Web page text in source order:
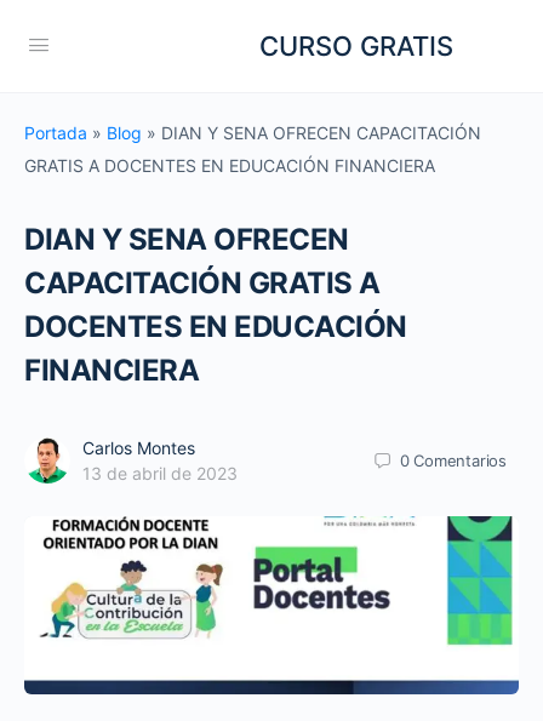
CURSO GRATIS
Portada » Blog » DIAN Y SENA OFRECEN CAPACITACIÓN
GRATIS A DOCENTES EN EDUCACIÓN FINANCIERA
DIAN Y SENA OFRECEN
CAPACITACIÓN GRATIS A
DOCENTES EN EDUCACIÓN
FINANCIERA
Carlos Montes
13 de abril de 2023
0Comentarios